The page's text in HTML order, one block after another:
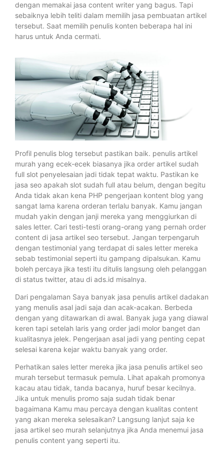
dengan memakai jasa content writer yang bagus. Tapi
sebaiknya lebih teliti dalam memilih jasa pembuatan artikel
tersebut. Saat memilih penulis konten beberapa hal ini
harus untuk Anda cermati.
Profil penulis blog tersebut pastikan baik. penulis artikel
murah yang ecek-ecek biasanya jika order artikel sudah
full slot penyelesaian jadi tidak tepat waktu. Pastikan ke
jasa seo apakah slot sudah full atau belum, dengan begitu
Anda tidak akan kena PHP pengerjaan kontent blog yang
sangat lama karena orderan terlalu banyak. Kamu jangan
mudah yakin dengan janji mereka yang menggiurkan di
sales letter. Cari testi-testi orang-orang yang pernah order
content di jasa artikel seo tersebut. Jangan terpengaruh
dengan testimonial yang terdapat di sales letter mereka
sebab testimonial seperti itu gampang dipalsukan. Kamu
boleh percaya jika testi itu ditulis langsung oleh pelanggan
di status twitter, atau di ads.id misalnya.
Dari pengalaman Saya banyak jasa penulis artikel dadakan
yang menulis asal jadi saja dan acak-acakan. Berbeda
dengan yang ditawarkan di awal. Banyak juga yang diawal
keren tapi setelah laris yang order jadi molor banget dan
kualitasnya jelek. Pengerjaan asal jadi yang penting cepat
selesai karena kejar waktu banyak yang order.
Perhatikan sales letter mereka jika jasa penulis artikel seo
murah tersebut termasuk pemula. Lihat apakah promonya
kacau atau tidak, tanda bacanya, huruf besar kecilnya.
Jika untuk menulis promo saja sudah tidak benar
bagaimana Kamu mau percaya dengan kualitas content
yang akan mereka selesaikan? Langsung lanjut saja ke
jasa artikel seo murah selanjutnya jika Anda menemui jasa
penulis content yang seperti itu.